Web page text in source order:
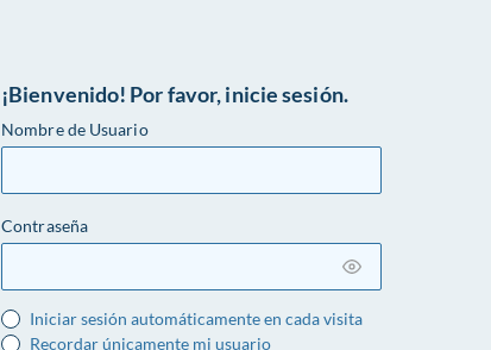
¡Bienvenido! Por favor, inicie sesión.
Nombre de Usuario
Contraseña
Iniciar sesión automáticamente en cada visita
Recordar únicamente mi usuario